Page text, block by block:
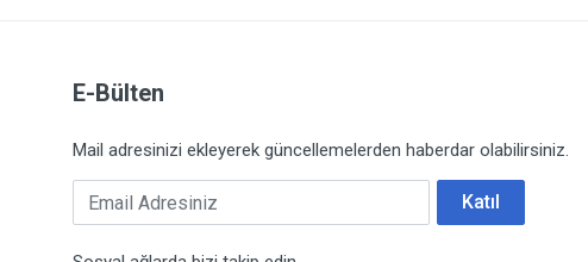
E-Bülten
Mail adresinizi ekleyerek güncellemelerden haberdar olabilirsiniz.
Email Adresiniz Katıl